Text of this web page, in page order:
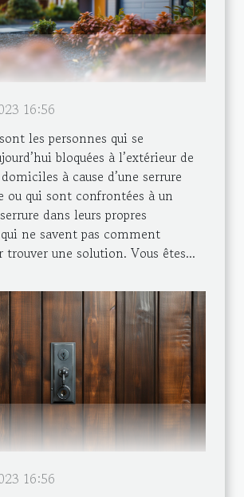
16:56
les personnes qui se
bloquées à l’extérieur de
à cause d’une serrure
ou qui sont confrontées à un
dans leurs propres
ne savent pas comment
trouver une solution. Vous êtes...
16:56